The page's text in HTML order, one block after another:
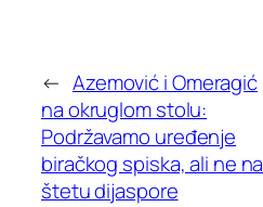
← Azemović i Omeragić
na okruglom stolu:
Podržavamo uređenje
biračkog spiska, ali ne na
štetu dijaspore